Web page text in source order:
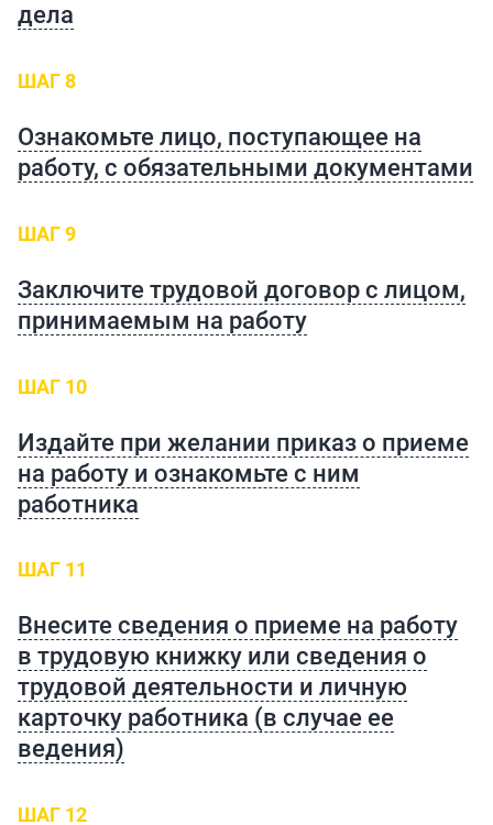
дела
ШАГ 8
Ознакомьте лицо, поступающее на
работу, с обязательными документами
ШАГ 9
Заключите трудовой договор с лицом,
принимаемым на работу
ШАГ 10
Издайте при желании приказ о приеме
на работу и ознакомьте с ним
работника
ШАГ 11
Внесите сведения о приеме на работу
в трудовую книжку или сведения о
трудовой деятельности и личную
карточку работника (в случае ее
ведения)
ШАГ 12